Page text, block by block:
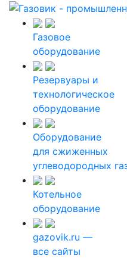
Газовое
оборудование
Резервуары и
технологическое
оборудование
Оборудование
для сжиженных
углеводородных
Котельное
оборудование
gazovik.ru —
все сайты